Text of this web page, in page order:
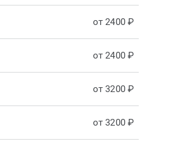
от 2400 ₽
от 2400 ₽
от 3200 ₽
от 3200 ₽